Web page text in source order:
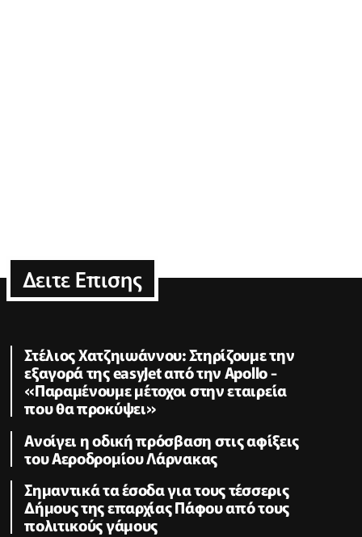
Δειτε Επισης
Στέλιος Χατζηιωάννου: Στηρίζουμε την
εξαγορά της easyJet από την Apollo -
«Παραμένουμε μέτοχοι στην εταιρεία
που θα προκύψει»
Ανοίγει η οδική πρόσβαση στις αφίξεις
του Αεροδρομίου Λάρνακας
Σημαντικά τα έσοδα για τους τέσσερις
Δήμους της επαρχίας Πάφου από τους
πολιτικούς γάμους